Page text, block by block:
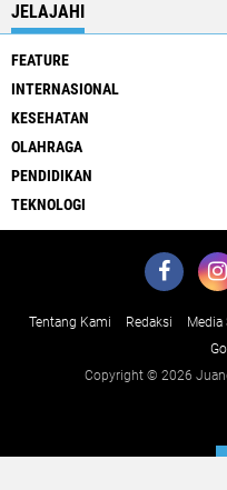
JELAJAHI
FEATURE
INTERNASIONAL
KESEHATAN
OLAHRAGA
PENDIDIKAN
TEKNOLOGI
Tentang Kami Redaksi Media
Copyright © 2026